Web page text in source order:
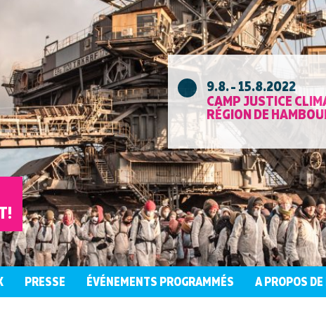
9.8. - 15.8.2022
CAMP JUSTICE
RÉGION DE
PRESSE ÉVÉNEMENTS PROGRAMMÉS A PROPOS